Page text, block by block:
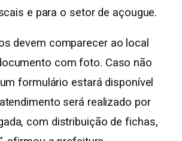
e para o setor de açougue.
devem comparecer ao local
com foto. Caso não
formulário estará disponível
será realizado por
com distribuição de fichas,